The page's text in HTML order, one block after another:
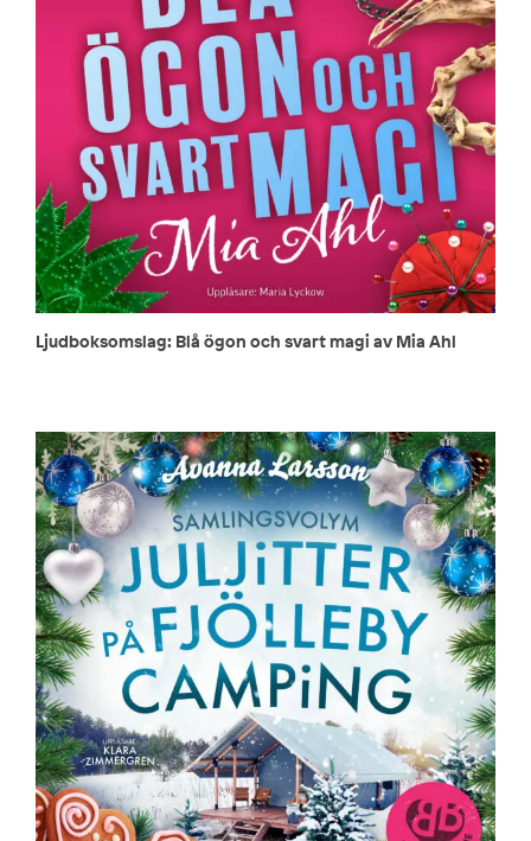
Ljudboksomslag: Blå ögon och svart magi av Mia Ahl